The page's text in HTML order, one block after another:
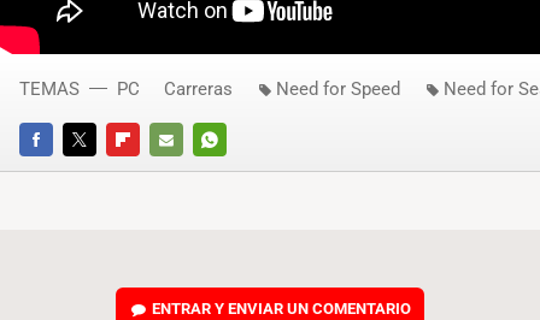
FACEBOOKTWITTERFLIPBOARD
E-
WHATSAPP
TEMAS PC Carreras Need for Speed Need for
ENTRAR Y ENVIAR UN COMENTARIO